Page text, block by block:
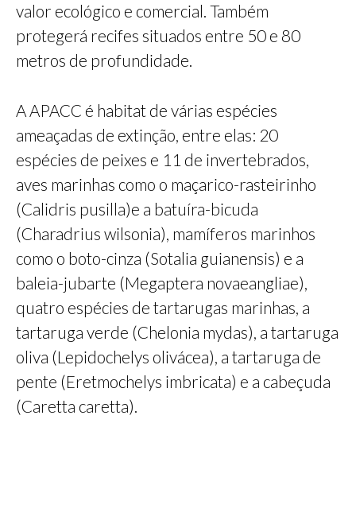
valor ecológico e comercial. Também
protegerá recifes situados entre 50 e 80
metros de profundidade.
A APACC é habitat de várias espécies
ameaçadas de extinção, entre elas: 20
espécies de peixes e 11 de invertebrados,
aves marinhas como o maçarico-rasteirinho
(Calidris pusilla)e a batuíra-bicuda
(Charadrius wilsonia), mamíferos marinhos
como o boto-cinza (Sotalia guianensis) e a
baleia-jubarte (Megaptera novaeangliae),
quatro espécies de tartarugas marinhas, a
tartaruga verde (Chelonia mydas), a tartaruga
oliva (Lepidochelys olivácea), a tartaruga de
pente (Eretmochelys imbricata) e a cabeçuda
(Caretta caretta).